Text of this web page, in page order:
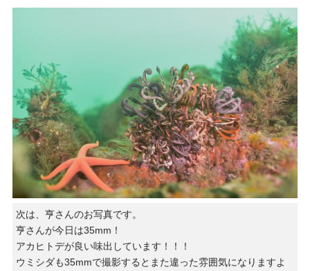
次は、亨さんのお写真です。
亨さんが今日は35mm！
アカヒトデが良い味出しています！！！
ウミシダも35mmで撮影するとまた違った雰囲気になりますよ